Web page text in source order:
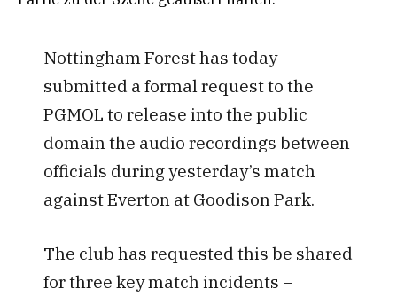
Nottingham Forest has today
submitted a formal request to the
PGMOL to release into the public
domain the audio recordings between
officials during yesterday’s match
against Everton at Goodison Park.
The club has requested this be shared
for three key match incidents –